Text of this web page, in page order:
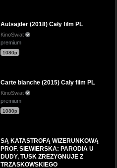
Autsajder (2018) Cały film PL
KinoSwiat
premium
1080p
Carte blanche (2015) Cały film PL
KinoSwiat
premium
1080p
SĄ KATASTROFĄ WIZERUNKOWĄ
PROF. SIEWIERSKA: PARODIA U
DUDY, TUSK ZREZYGNUJE Z
TRZASKOWSKIEGO